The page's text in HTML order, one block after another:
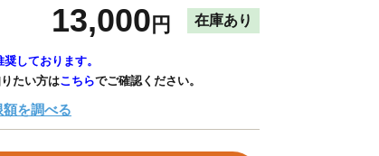
13,000 円 在庫あり
奨しております。
たい方はこちらでご確認ください。
額を調べる